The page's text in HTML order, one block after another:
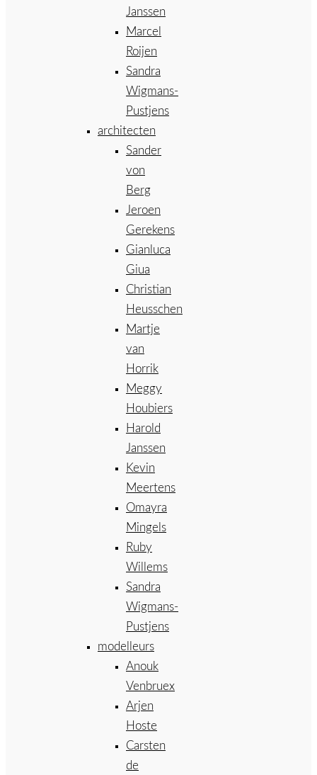
Janssen
Marcel
Roijen
Sandra
Wigmans-
Pustjens
architecten
Sander
von
Berg
Jeroen
Gerekens
Gianluca
Giua
Christian
Heusschen
Martje
van
Horrik
Meggy
Houbiers
Harold
Janssen
Kevin
Meertens
Omayra
Mingels
Ruby
Willems
Sandra
Wigmans-
Pustjens
modelleurs
Anouk
Venbruex
Arjen
Hoste
Carsten
de